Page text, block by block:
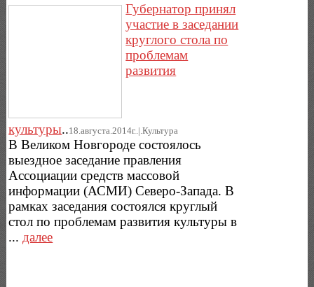
Губернатор принял
участие в заседании
круглого стола по
проблемам
развития
культуры..18.августа.2014г..|.Культура
В Великом Новгороде состоялось
выездное заседание правления
Ассоциации средств массовой
информации (АСМИ) Северо-Запада. В
рамках заседания состоялся круглый
стол по проблемам развития культуры в
... далее